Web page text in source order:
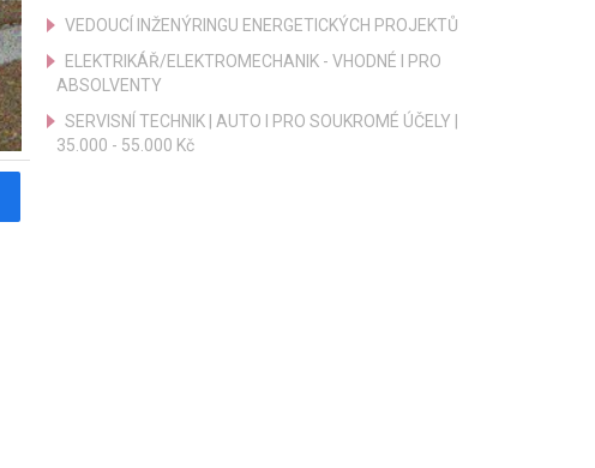
VEDOUCÍ INŽENÝRINGU ENERGETICKÝCH PROJEKTŮ
ELEKTRIKÁŘ/ELEKTROMECHANIK - VHODNÉ I PRO
ABSOLVENTY
SERVISNÍ TECHNIK | AUTO I PRO SOUKROMÉ ÚČELY |
35.000 - 55.000 Kč